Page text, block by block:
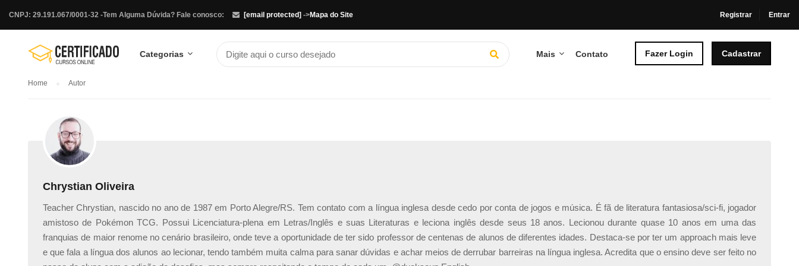
Tem Alguma Dúvida? Fale conosco: [email protected]
CNPJ: 29.191.067/0001-32 - ->Mapa do Site Registrar Entrar
Categorias Mais Contato Fazer Login Cadastrar
Home Autor
Chrystian Oliveira
Teacher Chrystian, nascido no ano de 1987 em Porto Alegre/RS. Tem contato com a língua inglesa desde cedo por conta de jogos e música. É fã de literatura fantasiosa/sci-fi, jogador
amistoso de Pokémon TCG. Possui Licenciatura-plena em Letras/Inglês e suas Literaturas e leciona inglês desde seus 18 anos. Lecionou durante quase 10 anos em uma das
franquias de maior renome no cenário brasileiro, onde teve a oportunidade de ter sido professor de centenas de alunos de diferentes idades. Destaca-se por ter um approach mais leve
e que fala a língua dos alunos ao lecionar, tendo também muita calma para sanar dúvidas e achar meios de derrubar barreiras na língua inglesa. Acredita que o ensino deve ser feito no